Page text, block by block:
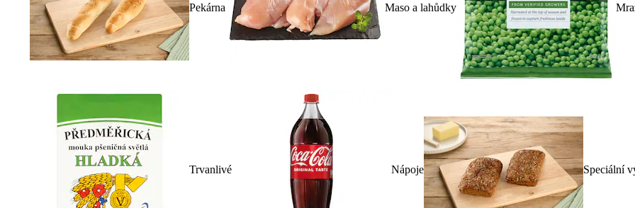
Pekárna Maso a lahůdky
Trvanlivé Nápoje Speciální